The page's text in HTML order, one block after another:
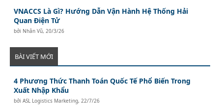
VNACCS Là Gì? Hướng Dẫn Vận Hành Hệ Thống Hải
Quan Điện Tử
bởi Nhân Vũ, 20/3/26
BÀI VIẾT MỚI
4 Phương Thức Thanh Toán Quốc Tế Phổ Biến Trong
Xuất Nhập Khẩu
bởiASL Logistics Marketing, 22/7/26